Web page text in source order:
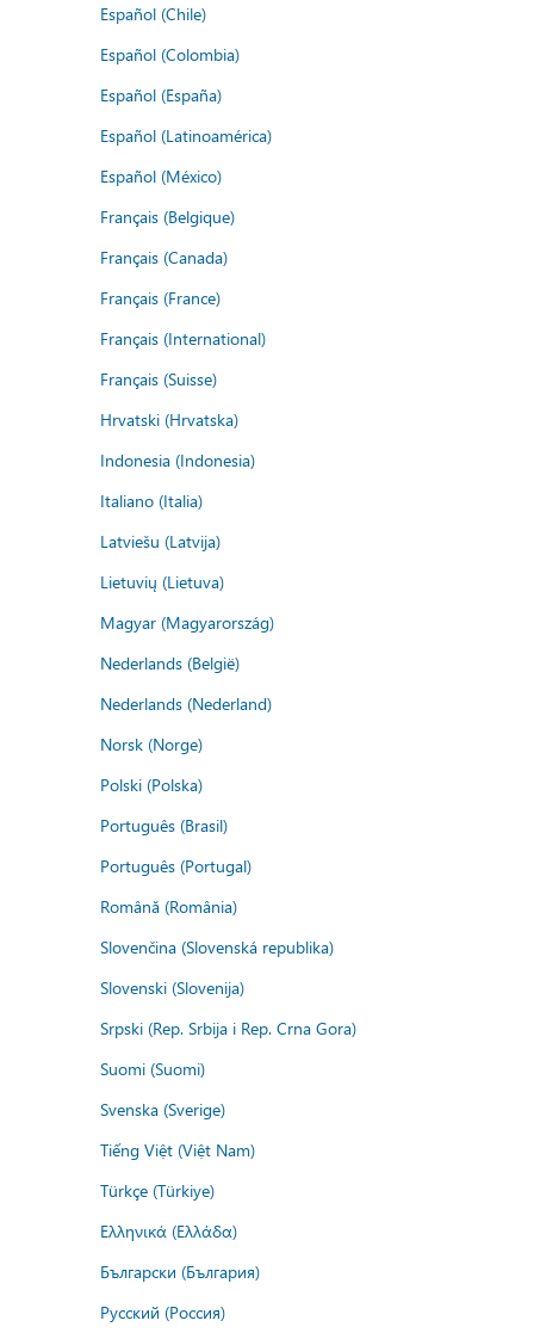
Español (Chile)
Español (Colombia)
Español (España)
Español (Latinoamérica)
Español (México)
Français (Belgique)
Français (Canada)
Français (France)
Français (International)
Français (Suisse)
Hrvatski (Hrvatska)
Indonesia (Indonesia)
Italiano (Italia)
Latviešu (Latvija)
Lietuvių (Lietuva)
Magyar (Magyarország)
Nederlands (België)
Nederlands (Nederland)
Norsk (Norge)
Polski (Polska)
Português (Brasil)
Português (Portugal)
Română (România)
Slovenčina (Slovenská republika)
Slovenski (Slovenija)
Srpski (Rep. Srbija i Rep. Crna Gora)
Suomi (Suomi)
Svenska (Sverige)
Tiếng Việt (Việt Nam)
Türkçe (Türkiye)
Ελληνικά (Ελλάδα)
Български (България)
Русский (Россия)